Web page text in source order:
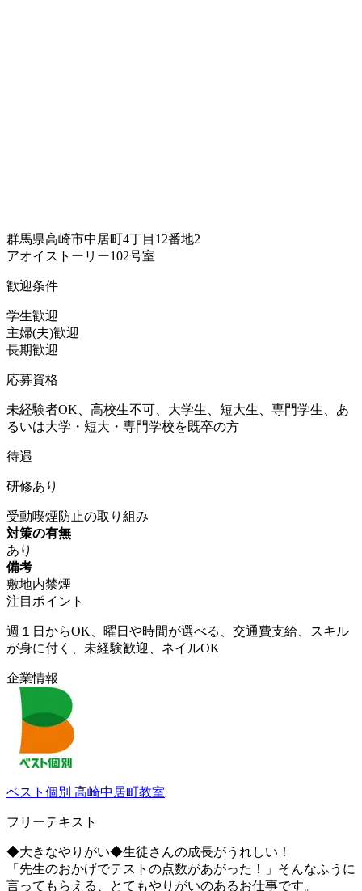
群馬県高崎市中居町4丁目12番地2
アオイストーリー102号室
歓迎条件
学生歓迎
主婦(夫)歓迎
長期歓迎
応募資格
未経験者OK、高校生不可、大学生、短大生、専門学生、あ
るいは大学・短大・専門学校を既卒の方
待遇
研修あり
受動喫煙防止の取り組み
対策の有無
あり
備考
敷地内禁煙
注目ポイント
週１日からOK、曜日や時間が選べる、交通費支給、スキル
が身に付く、未経験歓迎、ネイルOK
企業情報
ベスト個別 高崎中居町教室
フリーテキスト
◆大きなやりがい◆生徒さんの成長がうれしい！
「先生のおかげでテストの点数があがった！」そんなふうに
言ってもらえる、とてもやりがいのあるお仕事です。